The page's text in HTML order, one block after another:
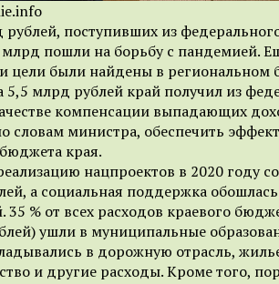
поступивших из
пошли на борьбу с пандемией.
цели были найдены в региональном
млрд рублей край получил из
компенсации выпадающих
словам министра, обеспечить
края.
нацпроектов в 2020 году
а социальная поддержка
35 % от всех расходов краевого
ушли в муниципальные
в дорожную отрасль,
и другие расходы. Кроме того,